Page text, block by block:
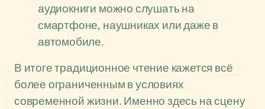
аудиокниги можно слушать на
смартфоне, наушниках или даже в
автомобиле.
В итоге традиционное чтение кажется всё
более ограниченным в условиях
современной жизни. Именно здесь на сцену